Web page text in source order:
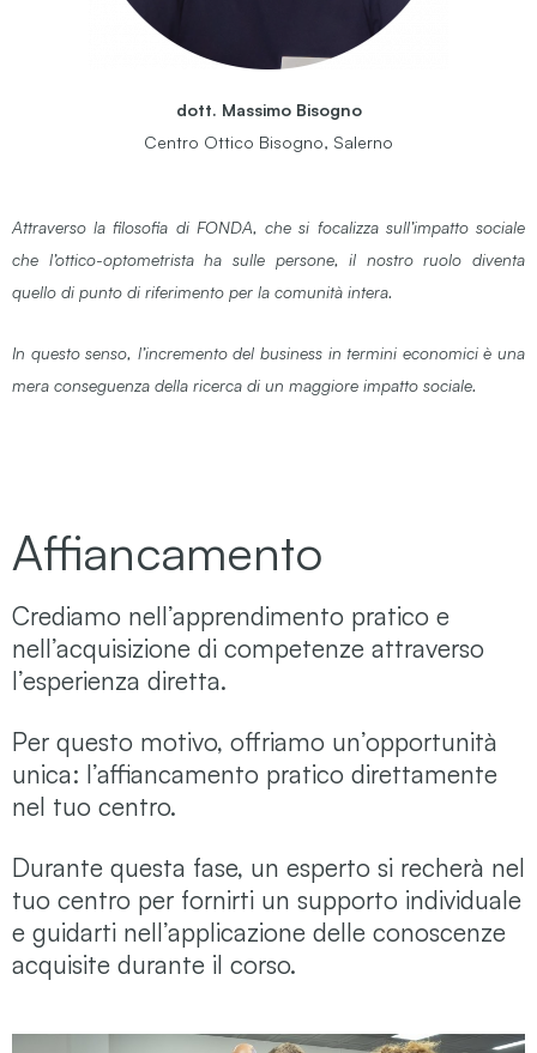
dott. Massimo Bisogno
Centro Ottico Bisogno, Salerno
Attraverso la filosofia di FONDA, che si focalizza sull’impatto sociale
che l’ottico-optometrista ha sulle persone, il nostro ruolo diventa
quello di punto di riferimento per la comunità intera.
In questo senso, l’incremento del business in termini economici è una
mera conseguenza della ricerca di un maggiore impatto sociale.
Affiancamento
Crediamo nell’apprendimento pratico e
nell’acquisizione di competenze attraverso
l’esperienza diretta.
Per questo motivo, offriamo un’opportunità
unica: l’affiancamento pratico direttamente
nel tuo centro.
Durante questa fase, un esperto si recherà nel
tuo centro per fornirti un supporto individuale
e guidarti nell’applicazione delle conoscenze
acquisite durante il corso.